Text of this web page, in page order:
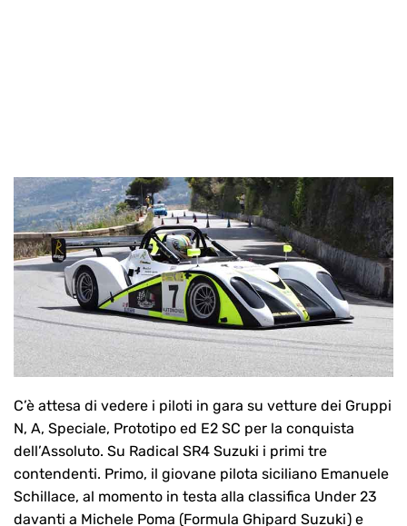
C’è attesa di vedere i piloti in gara su vetture dei Gruppi
N, A, Speciale, Prototipo ed E2 SC per la conquista
dell’Assoluto. Su Radical SR4 Suzuki i primi tre
contendenti. Primo, il giovane pilota siciliano Emanuele
Schillace, al momento in testa alla classifica Under 23
davanti a Michele Poma (Formula Ghipard Suzuki) e